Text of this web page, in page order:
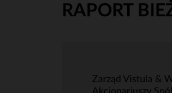
RAPORT
Zarząd Vistula &